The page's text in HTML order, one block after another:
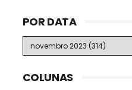
POR DATA
COLUNAS